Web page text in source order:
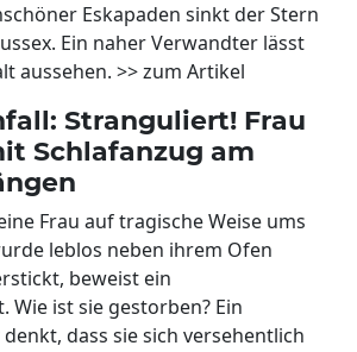
Eskapaden sinkt der Stern
Ein naher Verwandter lässt
aussehen. >> zum Artikel
Stranguliert! Frau
Schlafanzug am
Frau auf tragische Weise ums
leblos neben ihrem Ofen
beweist ein
ist sie gestorben? Ein
dass sie sich versehentlich